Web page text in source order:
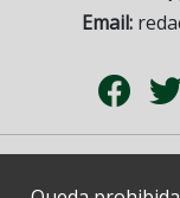
Email: